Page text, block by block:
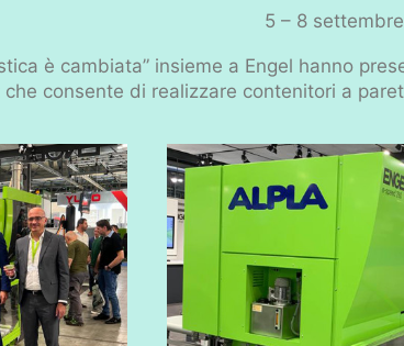
5 – 8
è cambiata” insieme a Engel hanno
che consente di realizzare contenitori a